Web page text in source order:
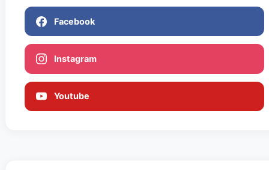
Facebook
Instagram
Youtube